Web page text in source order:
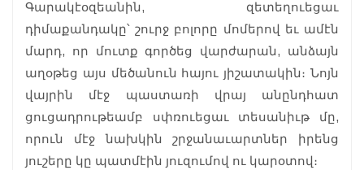
Գարակէօզեանին, զետեղուեցաւ
դիմաքանդակը՝ շուրջ բոլորը մոմերով եւ ամէն
մարդ, որ մուտք գործեց վարժարան, անձայն
աղօթեց այս մեծանուն հայու յիշատակին։ Նոյն
վայրին մէջ պաստառի վրայ անընդհատ
ցուցադրութեամբ սփռուեցաւ տեսանիւթ մը,
որուն մէջ նախկին շրջանաւարտներ իրենց
յուշերը կը պատմէին յուզումով ու կարօտով։